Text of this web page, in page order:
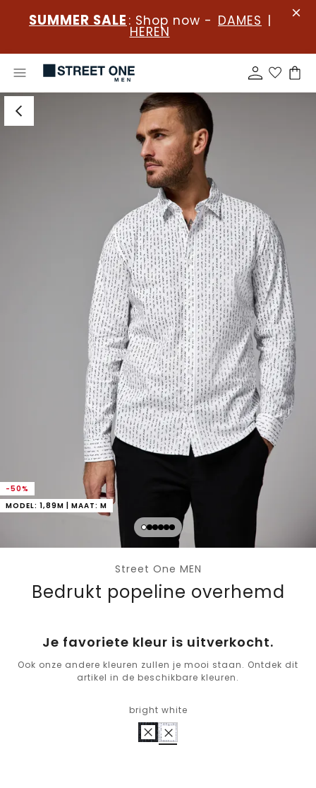
SUMMER SALE : Shop now - DAMES |
HEREN
-50%
MODEL: 1,89M | MAAT: M
Street One MEN
Bedrukt popeline overhemd
Je favoriete kleur is uitverkocht.
Ook onze andere kleuren zullen je mooi staan. Ontdek dit
artikel in de beschikbare kleuren.
bright white